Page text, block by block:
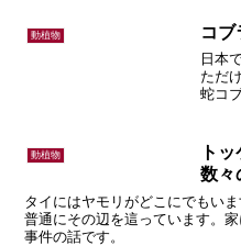
動植物 コブ
日本
ただ
蛇コ
まざ
動植物
ト
数々
タイにはヤモリがどこにでもい
普通にその辺を這っています。
事件の話です。